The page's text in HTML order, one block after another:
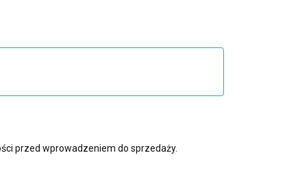
przed wprowadzeniem do sprzedaży.